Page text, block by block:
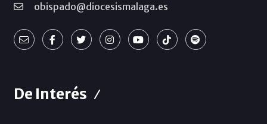
obispado@diocesismalaga.es
De Interés